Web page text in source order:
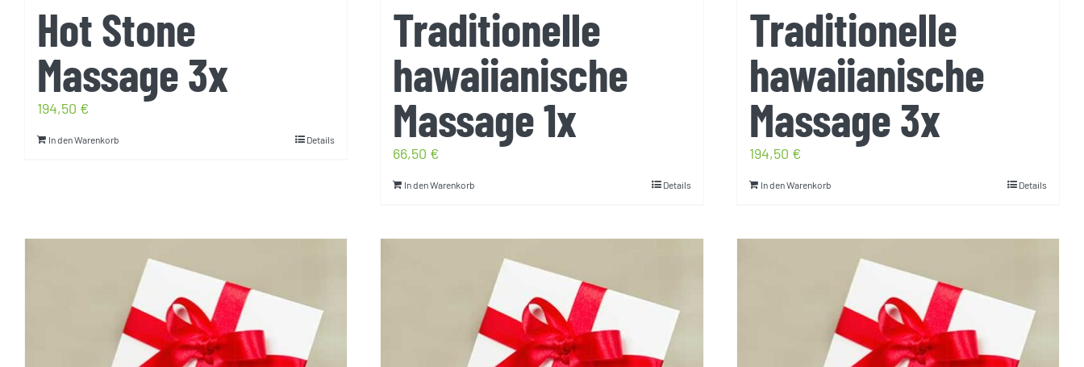
Hot Stone
Massage 3x
194,50 €
In den Warenkorb Details
Traditionelle
hawaiianische
Massage 1x
66,50 €
In den Warenkorb Details
Traditionelle
hawaiianische
Massage 3x
194,50 €
In den Warenkorb Details